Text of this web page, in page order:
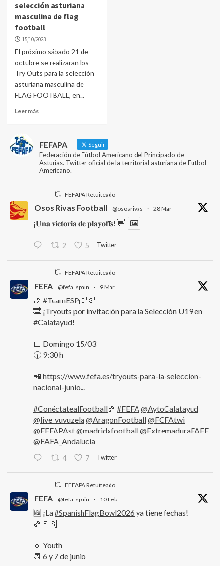
selección asturiana
masculina de flag
football
15/10/2023
El próximo sábado 21 de
octubre se realizaran los
Try Outs para la selección
asturiana masculina de
FLAG FOOTBALL, en...
Leer más
FEFAPA Seguir
Federación de Fútbol Americano del Principado de
Asturias. Twitter oficial de la territorial asturiana de Fútbol
Americano.
FEFAPA Retuiteado
Osos Rivas Football @ososrivas · 28 Mar
¡𝐔𝐧𝐚 𝐯𝐢𝐜𝐭𝐨𝐫𝐢𝐚 𝐝𝐞 𝐩𝐥𝐚𝐲𝐨𝐟𝐟𝐬! 👋
2 5 Twitter
FEFAPA Retuiteado
FEFA @fefa_spain · 9 Mar
🏈 #TeamESP🇪🇸
🔜 ¡Tryouts por invitación para la Selección U19 en
#Calatayud!
📅 Domingo 15/03
🕤 9:30 h
📲 https://www.fefa.es/tryouts-para-la-seleccion-
nacional-junio...
#ConéctatealFootball🏈 #FEFA@AytoCalatayud
@live_vuvuzela@AragonFootball@FCFAtwi
@FEFAPAst@madridxfootball@ExtremaduraFAFF
@FAFA_Andalucia
4 7 Twitter
FEFAPA Retuiteado
FEFA @fefa_spain · 10 Feb
🆕 ¡La#SpanishFlagBowl2026 ya tiene fechas!
🏈🇪🇸
🔹 Youth
📆 6 y 7 de junio